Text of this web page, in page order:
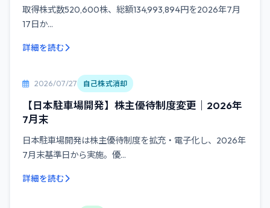
取得株式数520,600株、総額134,993,894円を2026年7月
17日か...
詳細を読む
2026/07/27 自己株式消却
【日本駐車場開発】株主優待制度変更｜2026年
7月末
日本駐車場開発は株主優待制度を拡充・電子化し、2026年
7月末基準日から実施。優...
詳細を読む